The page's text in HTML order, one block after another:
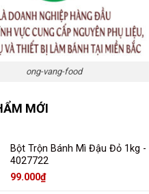
ong-vang-food
MỚI
Bột Trộn Bánh Mì Đậu Đỏ 1kg -
4027722
99.000₫